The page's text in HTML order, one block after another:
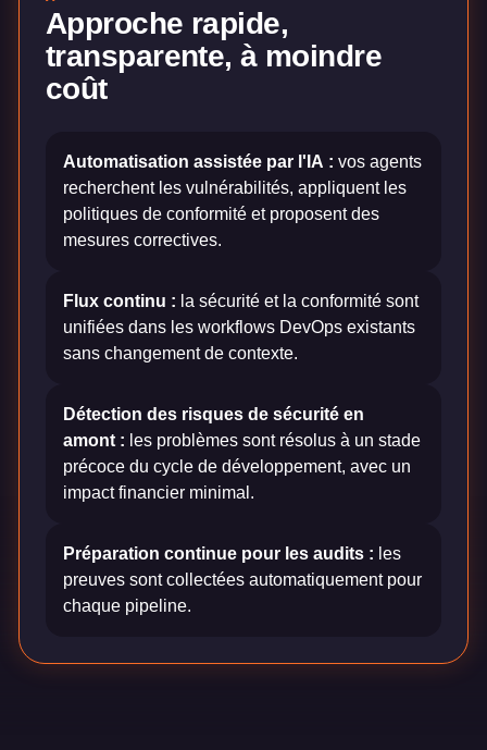
Approche rapide,
transparente, à moindre
coût
Automatisation assistée par l'IA : vos agents
recherchent les vulnérabilités, appliquent les
politiques de conformité et proposent des
mesures correctives.
Flux continu : la sécurité et la conformité sont
unifiées dans les workflows DevOps existants
sans changement de contexte.
Détection des risques de sécurité en
amont : les problèmes sont résolus à un stade
précoce du cycle de développement, avec un
impact financier minimal.
Préparation continue pour les audits : les
preuves sont collectées automatiquement pour
chaque pipeline.